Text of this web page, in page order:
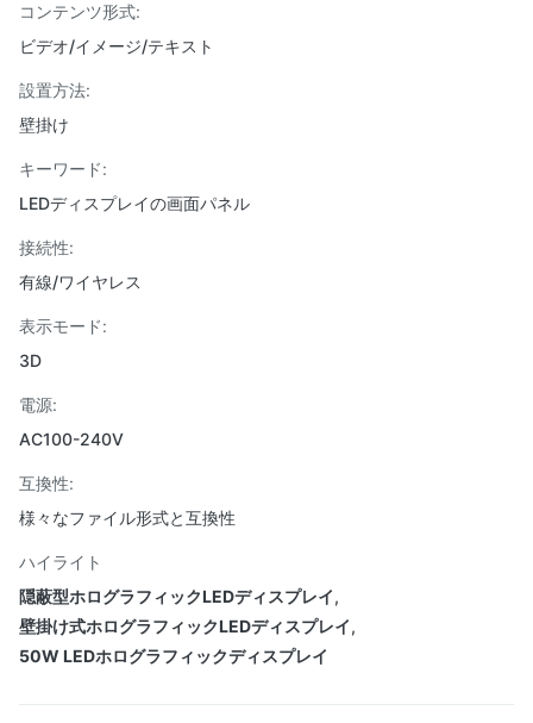
コンテンツ形式:
ビデオ/イメージ/テキスト
設置方法:
壁掛け
キーワード:
LEDディスプレイの画面パネル
接続性:
有線/ワイヤレス
表示モード:
3D
電源:
AC100-240V
互換性:
様々なファイル形式と互換性
ハイライト
隠蔽型ホログラフィックLEDディスプレイ,
壁掛け式ホログラフィックLEDディスプレイ,
50W LEDホログラフィックディスプレイ